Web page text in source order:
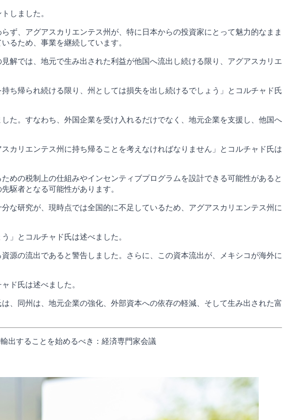
しました。
ず、アグアスカリエンテス州が、特に日本からの投資家にとって魅力的なまま
るため、事業を継続しています。
解では、地元で生み出された利益が他国へ流出し続ける限り、アグアスカリエ
ち帰られ続ける限り、州としては損失を出し続けるでしょう」とコルチャド氏
た。すなわち、外国企業を受け入れるだけでなく、地元企業を支援し、他国へ
カリエンテス州に持ち帰ることを考えなければなりません」とコルチャド氏は
めの税制上の仕組みやインセンティブプログラムを設計できる可能性があると
駆者となる可能性があります。
な研究が、現時点では全国的に不足しているため、アグアスカリエンテス州に
」とコルチャド氏は述べました。
源の流出であると警告しました。さらに、この資本流出が、メキシコが海外に
ド氏は述べました。
、同州は、地元企業の強化、外部資本への依存の軽減、そして生み出された富
出することを始めるべき：経済専門家会議